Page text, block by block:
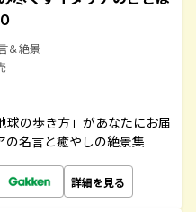
＆絶景
の歩き方」があなたにお届
の名言と癒やしの絶景集
詳細を見る